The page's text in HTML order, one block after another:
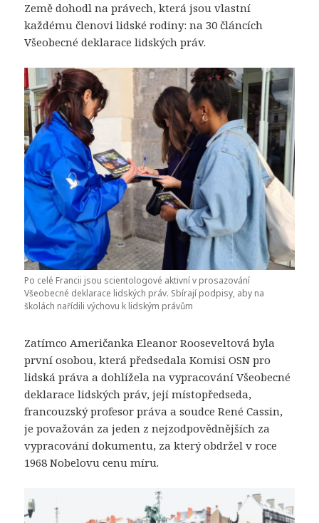
Země dohodl na právech, která jsou vlastní
každému členovi lidské rodiny: na 30 článcích
Všeobecné deklarace lidských práv.
Po celé Francii jsou scientologové aktivní v prosazování
Všeobecné deklarace lidských práv. Sbírají podpisy, aby na
školách nařídili výchovu k lidským právům
Zatímco Američanka Eleanor Rooseveltová byla
první osobou, která předsedala Komisi OSN pro
lidská práva a dohlížela na vypracování Všeobecné
deklarace lidských práv, její místopředseda,
francouzský profesor práva a soudce René Cassin,
je považován za jeden z nejzodpovědnějších za
vypracování dokumentu, za který obdržel v roce
1968 Nobelovu cenu míru.